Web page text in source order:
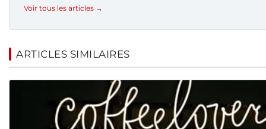
Voir tous les articles →
ARTICLES SIMILAIRES